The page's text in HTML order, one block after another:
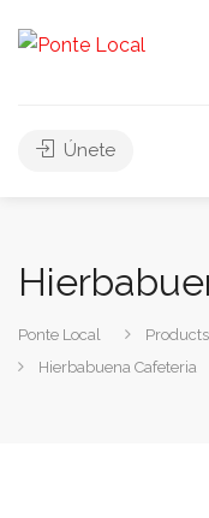
Únete
Ponte Local Products
Hierbabuena Cafeteria